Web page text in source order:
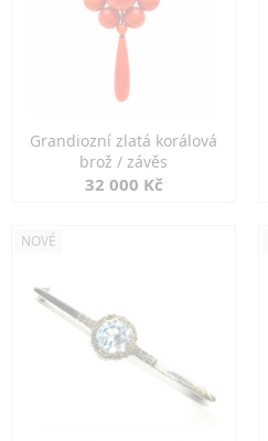
Grandiozní zlatá korálová
brož / závěs
32 000 Kč
NOVÉ